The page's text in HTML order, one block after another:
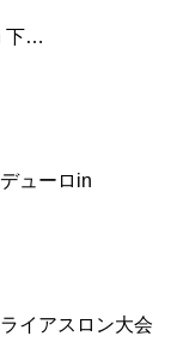
下…
ンデューロin
イアスロン大会